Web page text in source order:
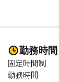
勤務時間
固定時間制
勤務時間